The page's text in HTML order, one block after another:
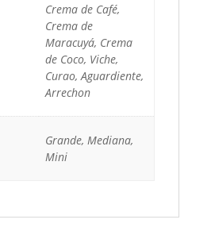
Crema de Café,
Crema de
Maracuyá, Crema
de Coco, Viche,
Curao, Aguardiente,
Arrechon
Grande, Mediana,
Mini